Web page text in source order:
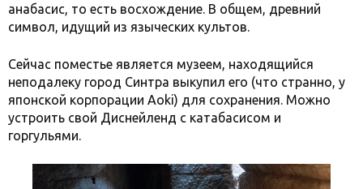
анабасис, то есть восхождение. В общем, древний
символ, идущий из языческих культов.
Сейчас поместье является музеем, находящийся
неподалеку город Синтра выкупил его (что странно, у
японской корпорации Aoki) для сохранения. Можно
устроить свой Диснейленд с катабасисом и
горгульями.